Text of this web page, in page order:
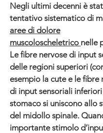
Negli ultimi decenni è
tentativo sistematico di
aree di dolore
muscoloscheletrico nelle
Le fibre nervose di input
delle regioni superiori
esempio la cute e le fibre
di input sensoriali
stomaco si uniscono allo
del midollo spinale.
importante stimolo